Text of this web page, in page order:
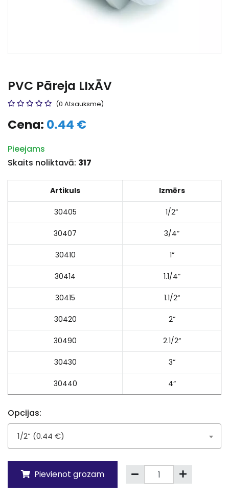
PVC Pāreja LIxĀV
(0 Atsauksme)
Cena: 0.44 €
Pieejams
Skaits noliktavā: 317
Artikuls Izmērs
30405 1/2“
30407 3/4“
30410 1“
30414 1.1/4“
30415 1.1/2“
30420 2“
30490 2.1/2“
30430 3“
30440 4“
Opcijas:
1/2“ (0.44 €)
Pievienot grozam